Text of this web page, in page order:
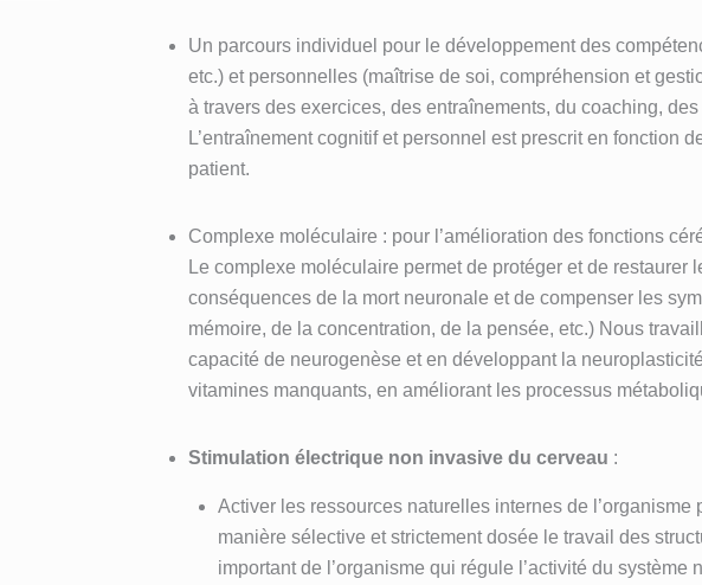
Un parcours individuel pour le développement des
etc.) et personnelles (maîtrise de soi, compréhension et
à travers des exercices, des entraînements, du coaching,
L’entraînement cognitif et personnel est prescrit en fonction
patient.
Complexe moléculaire : pour l’amélioration des fonctions
Le complexe moléculaire permet de protéger et de
conséquences de la mort neuronale et de compenser les
mémoire, de la concentration, de la pensée, etc.) Nous
capacité de neurogenèse et en développant la
vitamines manquants, en améliorant les processus
Stimulation électrique non invasive du cerveau :
Activer les ressources naturelles internes de
manière sélective et strictement dosée le travail des
important de l’organisme qui régule l’activité du